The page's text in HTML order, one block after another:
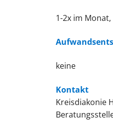
1-2x im
keine
Kontakt
Kreisdiakonie